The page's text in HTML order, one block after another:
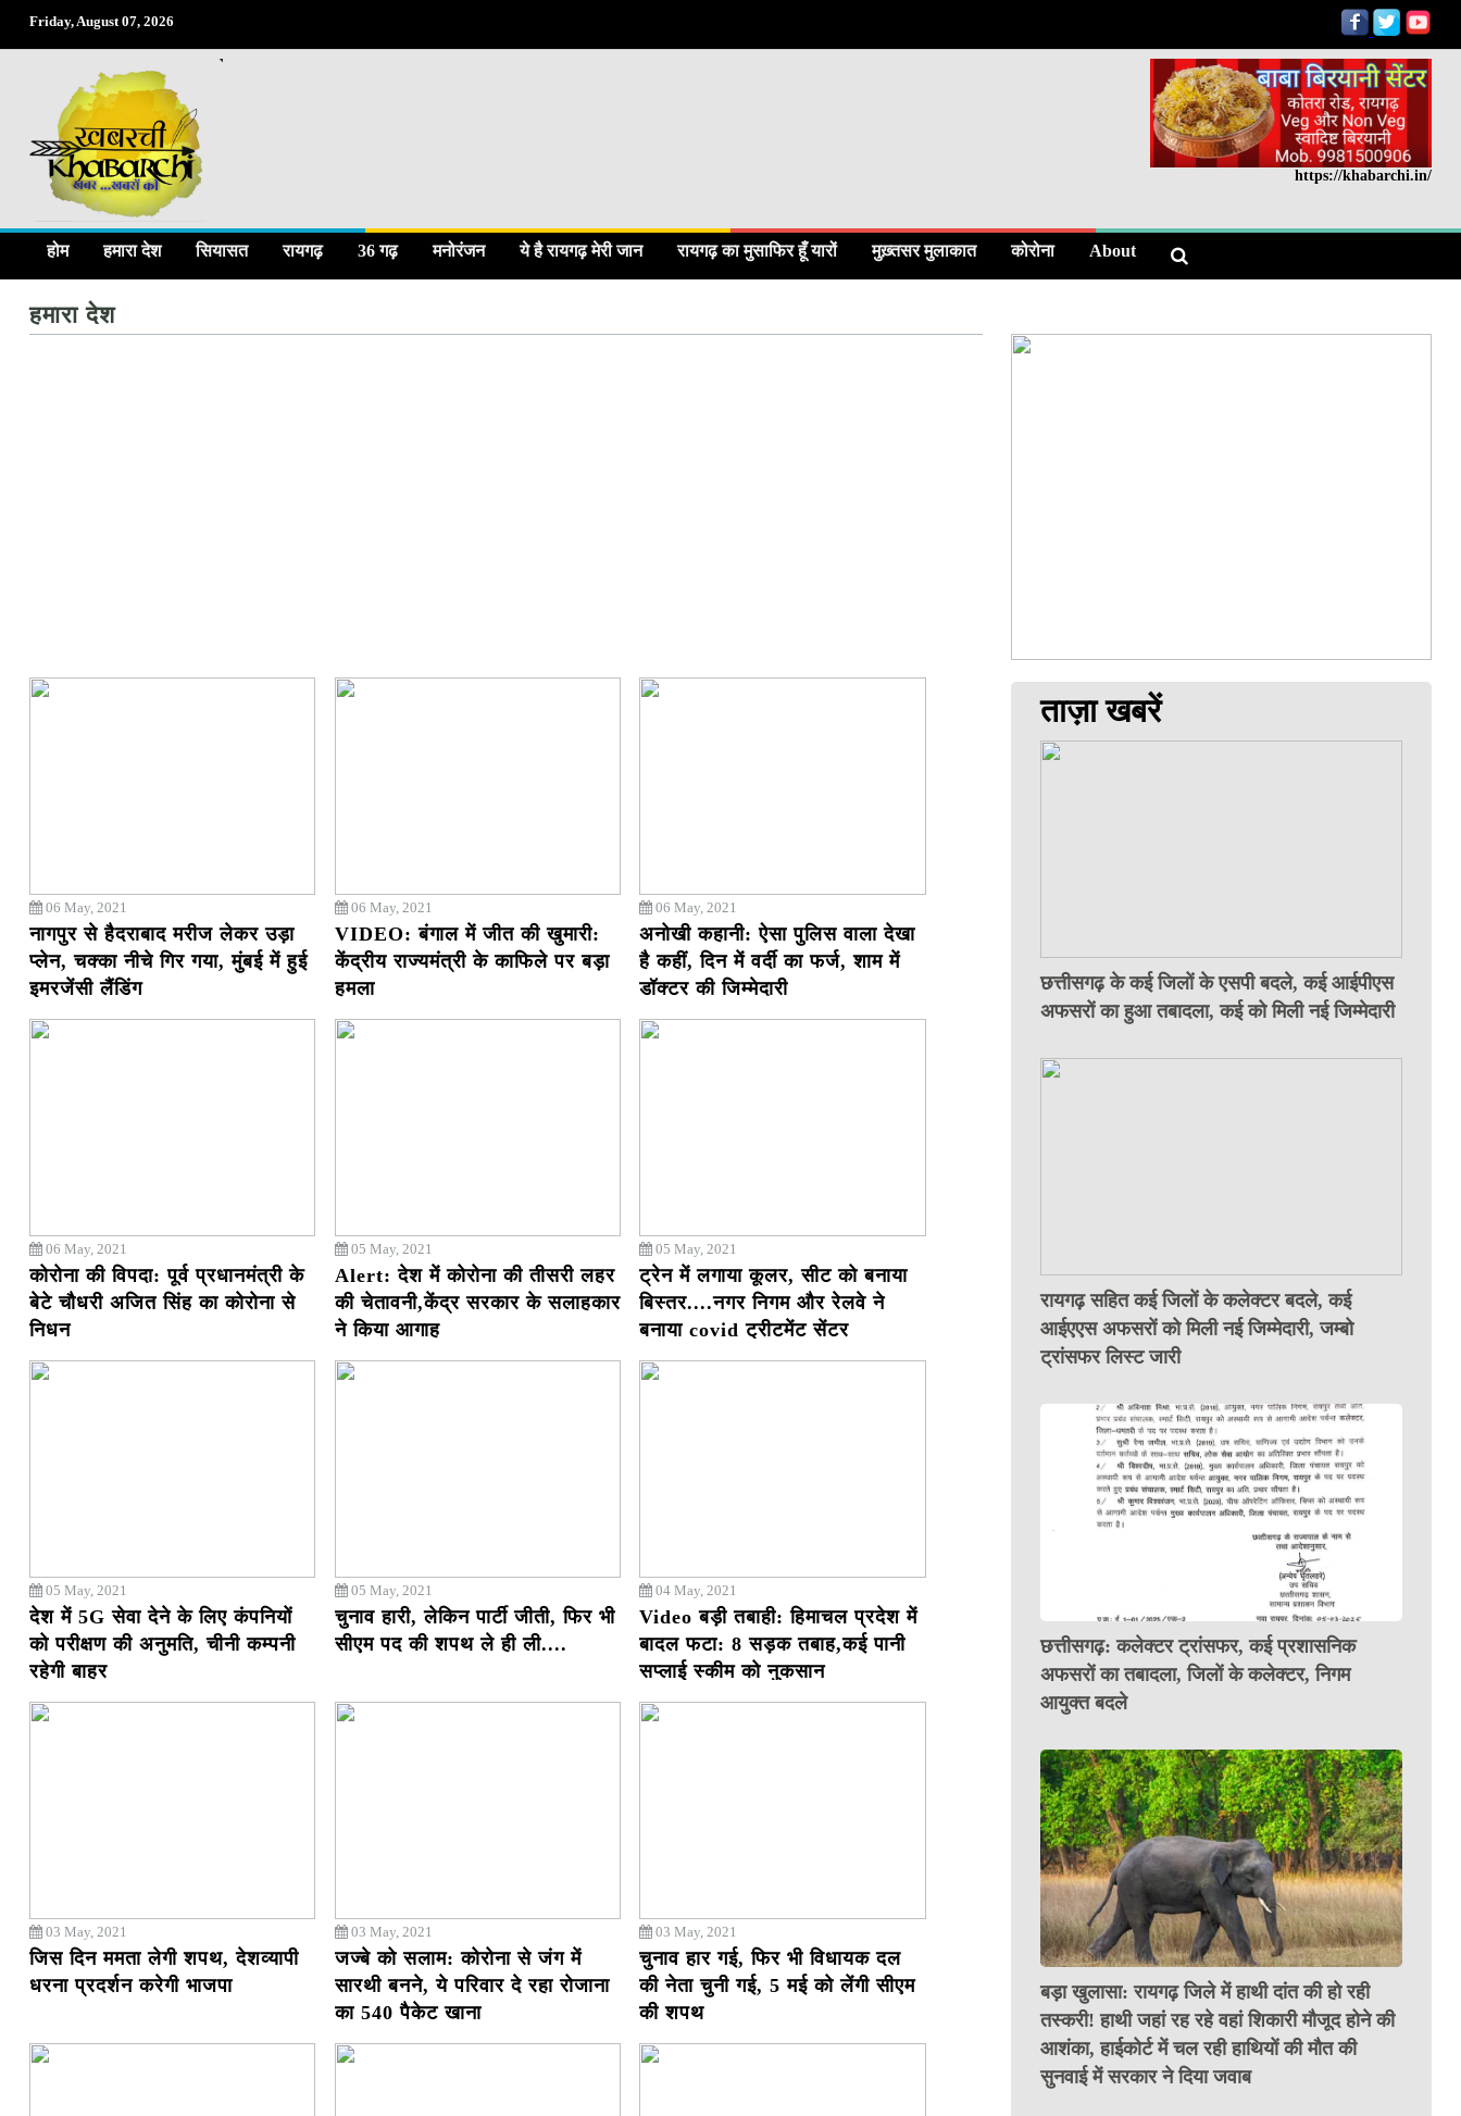
Friday, August 07, 2026
https://khabarchi.in/
होम हमारा देश सियासत रायगढ़ 36 गढ़ मनोरंजन ये है रायगढ़ मेरी जान रायगढ़ का मुसाफिर हूँ यारों मुख़्तसर मुलाकात कोरोना About
हमारा देश
06 May, 2021
नागपुर से हैदराबाद मरीज लेकर उड़ा
प्लेन, चक्का नीचे गिर गया, मुंबई में हुई
इमरजेंसी लैंडिंग
06 May, 2021
VIDEO: बंगाल में जीत की खुमारी:
केंद्रीय राज्यमंत्री के काफिले पर बड़ा
हमला
06 May, 2021
अनोखी कहानी: ऐसा पुलिस वाला देखा
है कहीं, दिन में वर्दी का फर्ज, शाम में
डॉक्टर की जिम्मेदारी
06 May, 2021
कोरोना की विपदा: पूर्व प्रधानमंत्री के
बेटे चौधरी अजित सिंह का कोरोना से
निधन
05 May, 2021
Alert: देश में कोरोना की तीसरी लहर
की चेतावनी,केंद्र सरकार के सलाहकार
ने किया आगाह
05 May, 2021
ट्रेन में लगाया कूलर, सीट को बनाया
बिस्तर....नगर निगम और रेलवे ने
बनाया covid ट्रीटमेंट सेंटर
05 May, 2021
देश में 5G सेवा देने के लिए कंपनियों
को परीक्षण की अनुमति, चीनी कम्पनी
रहेगी बाहर
05 May, 2021
चुनाव हारी, लेकिन पार्टी जीती, फिर भी
सीएम पद की शपथ ले ही ली....
04 May, 2021
Video बड़ी तबाही: हिमाचल प्रदेश में
बादल फटा: 8 सड़क तबाह,कई पानी
सप्लाई स्कीम को नुकसान
03 May, 2021
जिस दिन ममता लेगी शपथ, देशव्यापी
धरना प्रदर्शन करेगी भाजपा
03 May, 2021
जज्बे को सलाम: कोरोना से जंग में
सारथी बनने, ये परिवार दे रहा रोजाना
का 540 पैकेट खाना
03 May, 2021
चुनाव हार गई, फिर भी विधायक दल
की नेता चुनी गई, 5 मई को लेंगी सीएम
की शपथ
ताज़ा खबरें
छत्तीसगढ़ के कई जिलों के एसपी बदले, कई आईपीएस
अफसरों का हुआ तबादला, कई को मिली नई जिम्मेदारी
रायगढ़ सहित कई जिलों के कलेक्टर बदले, कई
आईएएस अफसरों को मिली नई जिम्मेदारी, जम्बो
ट्रांसफर लिस्ट जारी
छत्तीसगढ़: कलेक्टर ट्रांसफर, कई प्रशासनिक
अफसरों का तबादला, जिलों के कलेक्टर, निगम
आयुक्त बदले
बड़ा खुलासा: रायगढ़ जिले में हाथी दांत की हो रही
तस्करी! हाथी जहां रह रहे वहां शिकारी मौजूद होने की
आशंका, हाईकोर्ट में चल रही हाथियों की मौत की
सुनवाई में सरकार ने दिया जवाब